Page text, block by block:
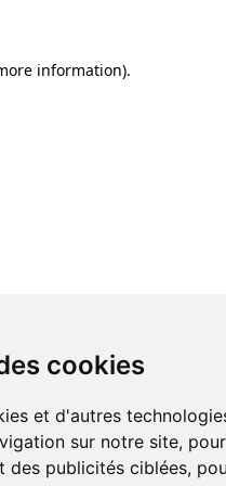
cookies
et d'autres
sur notre site,
des publicités ciblées,
information).